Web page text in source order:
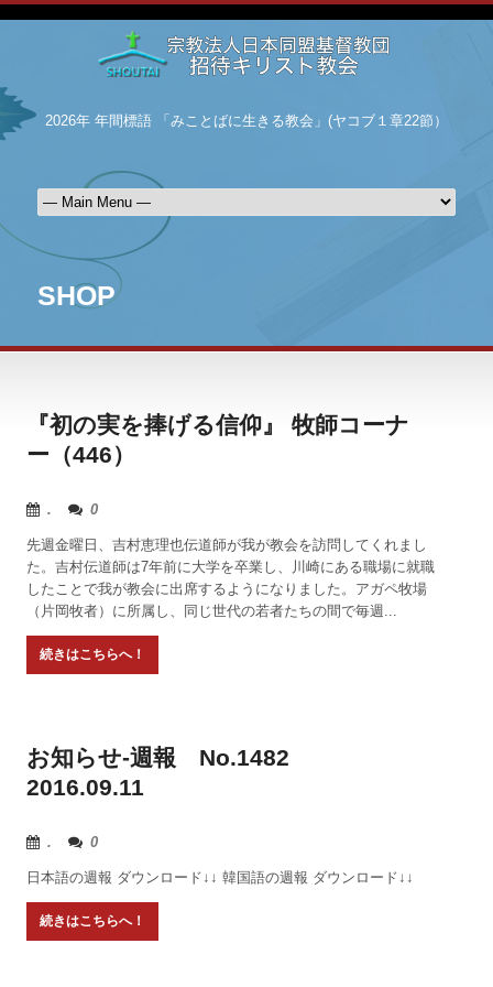
2026年 年間標語 「みことばに生きる教会」(ヤコブ１章22節）
SHOP
『初の実を捧げる信仰』 牧師コーナ
ー（446）
. 0
先週金曜日、吉村恵理也伝道師が我が教会を訪問してくれまし
た。吉村伝道師は7年前に大学を卒業し、川崎にある職場に就職
したことで我が教会に出席するようになりました。アガペ牧場
（片岡牧者）に所属し、同じ世代の若者たちの間で毎週...
お知らせ-週報 No.1482
2016.09.11
. 0
日本語の週報 ダウンロード↓↓ 韓国語の週報 ダウンロード↓↓